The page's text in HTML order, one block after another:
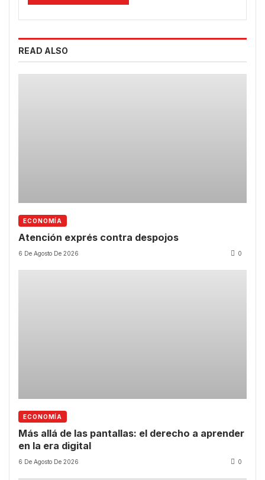
READ ALSO
ECONOMÍA
Atención exprés contra despojos
6 De Agosto De 2026 0
ECONOMÍA
Más allá de las pantallas: el derecho a aprender
en la era digital
6 De Agosto De 2026 0